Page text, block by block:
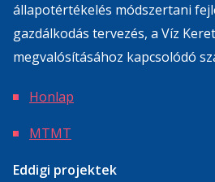
állapotértékelés módszertani
gazdálkodás tervezés, a Víz
megvalósításához kapcsolódó
Honlap
MTMT
Eddigi projektek